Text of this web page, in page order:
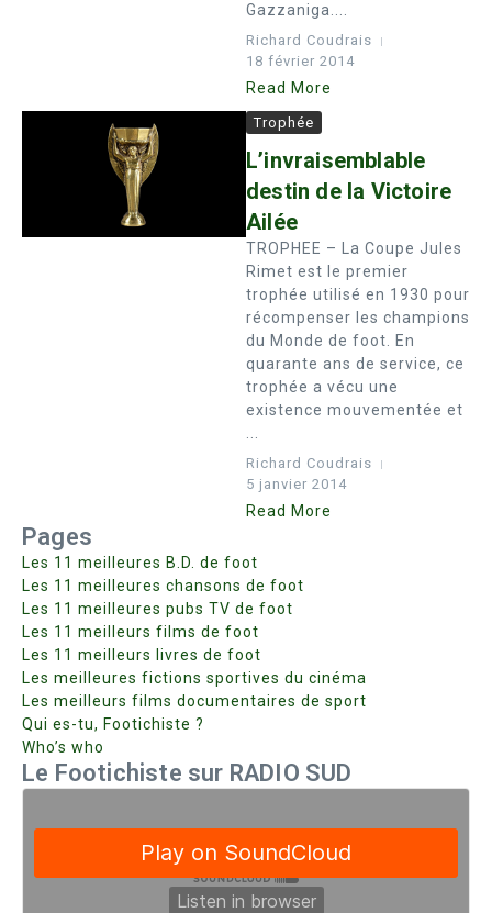
Gazzaniga....
Richard Coudrais
18 février 2014
Read More
Trophée
L’invraisemblable
destin de la Victoire
Ailée
TROPHEE – La Coupe Jules
Rimet est le premier
trophée utilisé en 1930 pour
récompenser les champions
du Monde de foot. En
quarante ans de service, ce
trophée a vécu une
existence mouvementée et
Richard Coudrais
5 janvier 2014
Read More
Pages
Les 11 meilleures B.D. de foot
Les 11 meilleures chansons de foot
Les 11 meilleures pubs TV de foot
Les 11 meilleurs films de foot
Les 11 meilleurs livres de foot
Les meilleures fictions sportives du cinéma
Les meilleurs films documentaires de sport
Qui es-tu, Footichiste ?
Who’s who
Le Footichiste sur RADIO SUD